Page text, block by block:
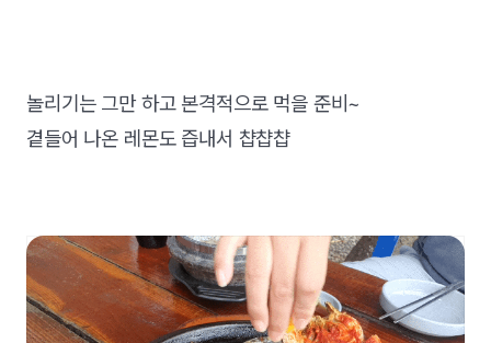
놀리기는 그만 하고 본격적으로 먹을 준비~
곁들어 나온 레몬도 즙내서 챱챱챱